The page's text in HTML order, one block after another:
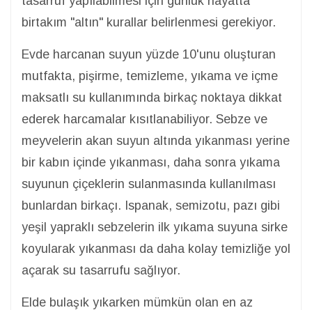
birtakım "altın" kurallar belirlenmesi gerekiyor.
Evde harcanan suyun yüzde 10'unu oluşturan
mutfakta, pişirme, temizleme, yıkama ve içme
maksatlı su kullanımında birkaç noktaya dikkat
ederek harcamalar kısıtlanabiliyor. Sebze ve
meyvelerin akan suyun altında yıkanması yerine
bir kabın içinde yıkanması, daha sonra yıkama
suyunun çiçeklerin sulanmasında kullanılması
bunlardan birkaçı. Ispanak, semizotu, pazı gibi
yeşil yapraklı sebzelerin ilk yıkama suyuna sirke
koyularak yıkanması da daha kolay temizliğe yol
açarak su tasarrufu sağlıyor.
Elde bulaşık yıkarken mümkün olan en az